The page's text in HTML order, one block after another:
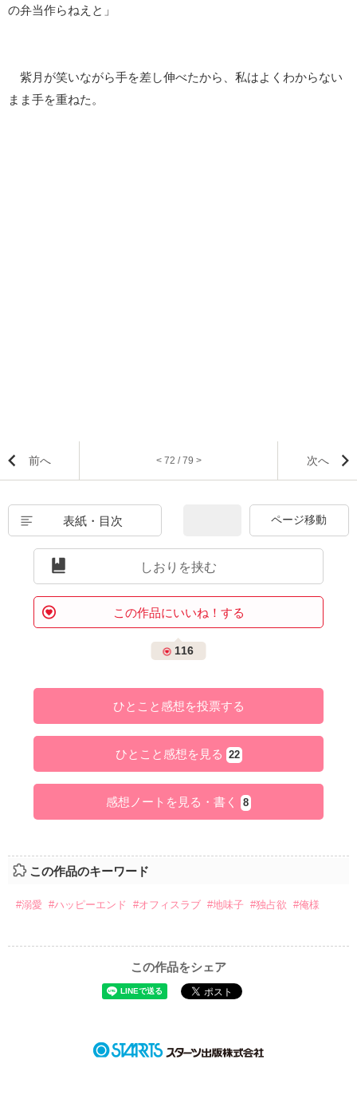
の弁当作らねえと」
紫月が笑いながら手を差し伸べたから、私はよくわからない
まま手を重ねた。
前へ < 72 / 79 > 次へ
表紙・目次
しおりを挟む
この作品にいいね！する
116
ひとこと感想を投票する
ひとこと感想を見る 22
感想ノートを見る・書く 8
この作品のキーワード
#溺愛 #ハッピーエンド #オフィスラブ #地味子 #独占欲 #俺様
この作品をシェア